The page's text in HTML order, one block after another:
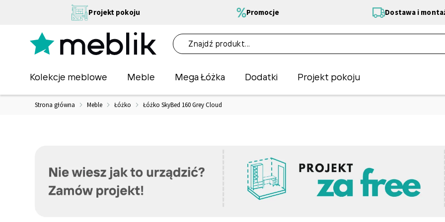
Projekt pokoju Promocje Dostawa i
Kolekcje meblowe Meble Mega Łóżka Dodatki Projekt pokoju
Strona główna Meble Łóżko Łóżko SkyBed 160 Grey Cloud